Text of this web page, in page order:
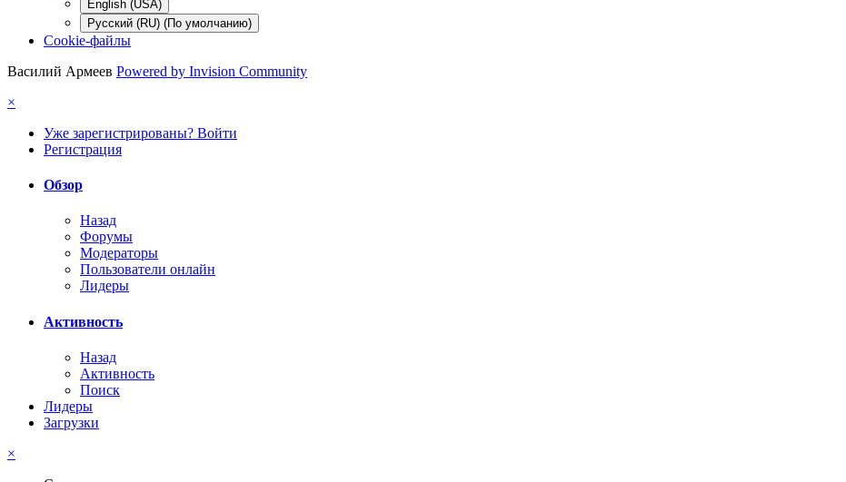
English (USA)
Русский (RU) (По умолчанию)
Cookie-файлы
Василий Армеев Powered by Invision Community
×
Уже зарегистрированы? Войти
Регистрация
Обзор
Назад
Форумы
Модераторы
Пользователи онлайн
Лидеры
Активность
Назад
Активность
Поиск
Лидеры
Загрузки
×